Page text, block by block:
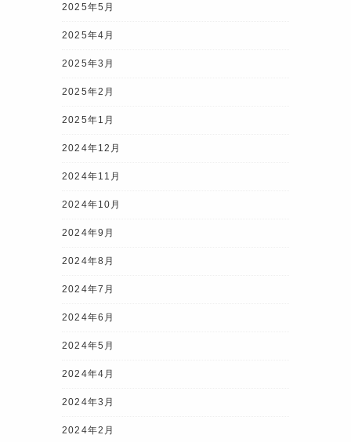
2025年5月
2025年4月
2025年3月
2025年2月
2025年1月
2024年12月
2024年11月
2024年10月
2024年9月
2024年8月
2024年7月
2024年6月
2024年5月
2024年4月
2024年3月
2024年2月